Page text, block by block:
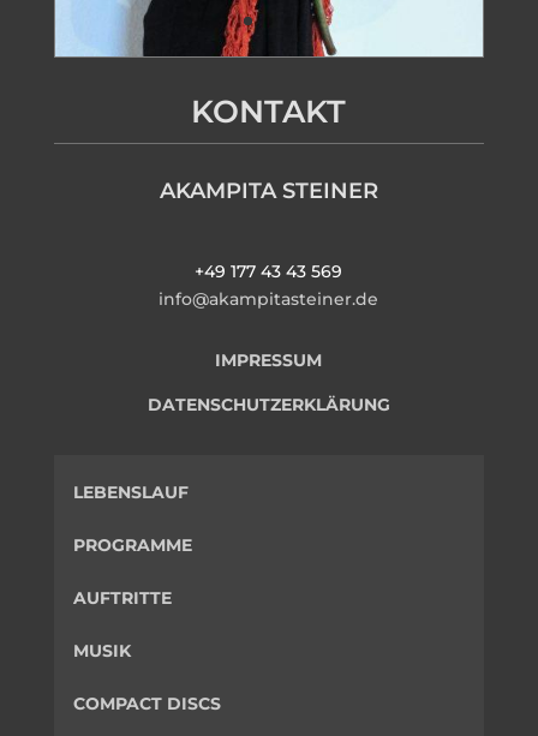
KONTAKT
AKAMPITA STEINER
+49 177 43 43 569
info@akampitasteiner.de
IMPRESSUM
DATENSCHUTZERKLÄRUNG
LEBENSLAUF
PROGRAMME
AUFTRITTE
MUSIK
COMPACT DISCS